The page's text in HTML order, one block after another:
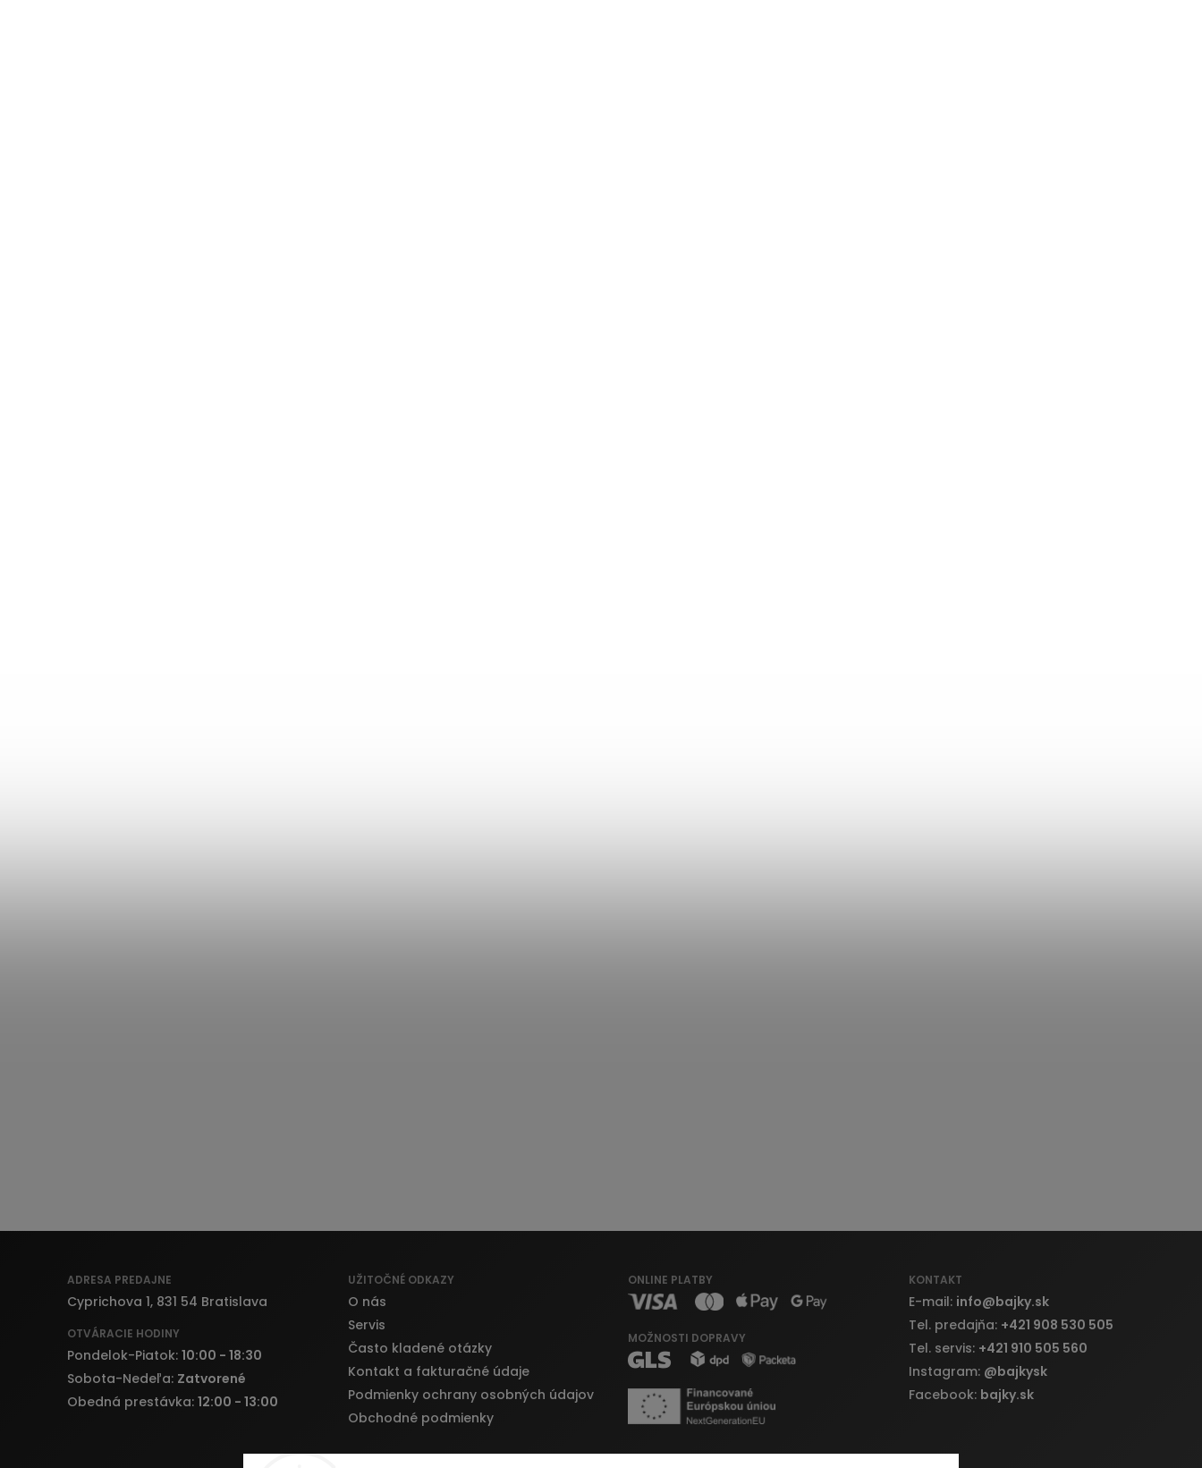
ADRESA PREDAJNE
Cyprichova 1, 831 54 Bratislava
OTVÁRACIE HODINY
Pondelok-Piatok: 10:00 - 18:30
Sobota-Nedeľa: Zatvorené
Obedná prestávka: 12:00 - 13:00
UŽITOČNÉ ODKAZY
O nás
Servis
Často kladené otázky
Kontakt a fakturačné údaje
Podmienky ochrany osobných údajov
Obchodné podmienky
ONLINE PLATBY
MOŽNOSTI DOPRAVY
KONTAKT
E-mail: info@bajky.sk
Tel. predajňa: +421 908 530 505
Tel. servis: +421 910 505 560
Instagram: @bajkysk
Facebook: bajky.sk